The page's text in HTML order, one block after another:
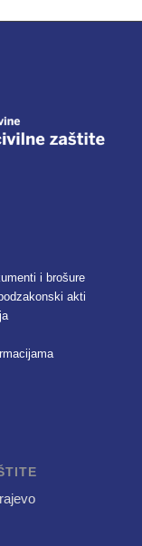
i brošure
akti